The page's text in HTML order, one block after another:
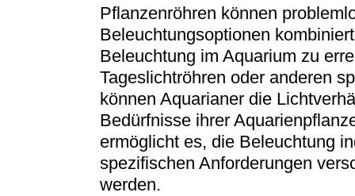
Pflanzenröhren können
Beleuchtungsoptionen
Beleuchtung im Aquarium zu
Tageslichtröhren oder anderen
können Aquarianer die
Bedürfnisse ihrer
ermöglicht es, die Beleuchtung
spezifischen Anforderungen
werden.